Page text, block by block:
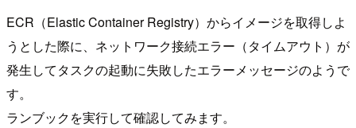
ECR（Elastic Container Registry）からイメージを取得しよ
うとした際に、ネットワーク接続エラー（タイムアウト）が
発生してタスクの起動に失敗したエラーメッセージのようで
す。
ランブックを実行して確認してみます。